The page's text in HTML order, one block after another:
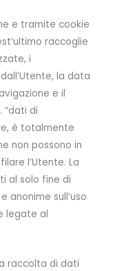
e tramite cookie
raccoglie
i
la data
e il
“dati di
è totalmente
non possono in
l’Utente. La
al solo fine di
anonime sull’uso
legate al
raccolta di dati